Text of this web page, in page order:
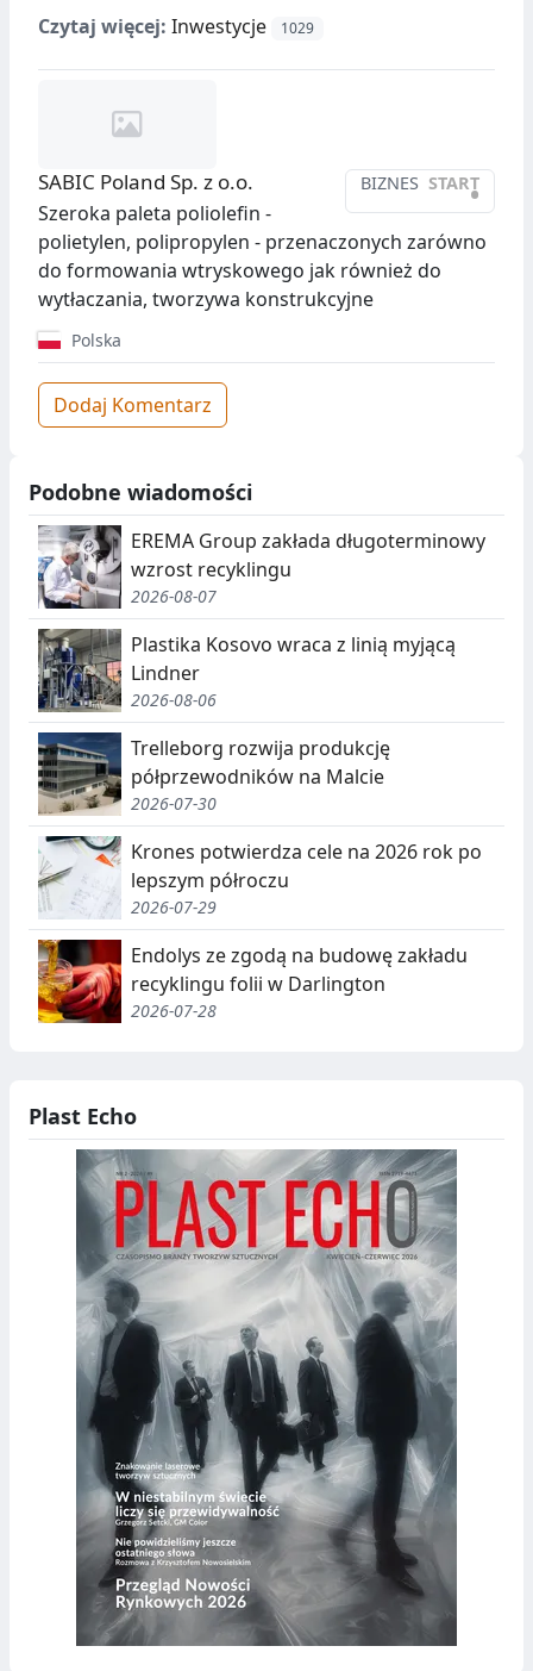
Czytaj więcej: Inwestycje 1029
BIZNES START
•
SABIC Poland Sp. z o.o.
Szeroka paleta poliolefin -
polietylen, polipropylen - przenaczonych zarówno
do formowania wtryskowego jak również do
wytłaczania, tworzywa konstrukcyjne
Polska
Dodaj Komentarz
Podobne wiadomości
EREMA Group zakłada długoterminowy
wzrost recyklingu
2026-08-07
Plastika Kosovo wraca z linią myjącą
Lindner
2026-08-06
Trelleborg rozwija produkcję
półprzewodników na Malcie
2026-07-30
Krones potwierdza cele na 2026 rok po
lepszym półroczu
2026-07-29
Endolys ze zgodą na budowę zakładu
recyklingu folii w Darlington
2026-07-28
Plast Echo